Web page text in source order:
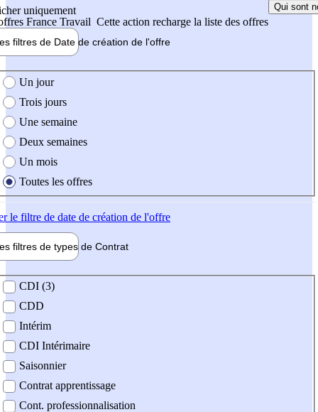
uniquement
France Travail Cette action recharge la liste des offres
Qui sont
filtres de Date de création de l'offre
création de l'offre
Un jour
Trois jours
Une semaine
Deux semaines
Un mois
Toutes les offres
le filtre de date de création de l'offre
filtres de types de Contrat
contrat
CDI (3)
CDD
Intérim
CDI Intérimaire
Saisonnier
Contrat apprentissage
Cont. professionnalisation